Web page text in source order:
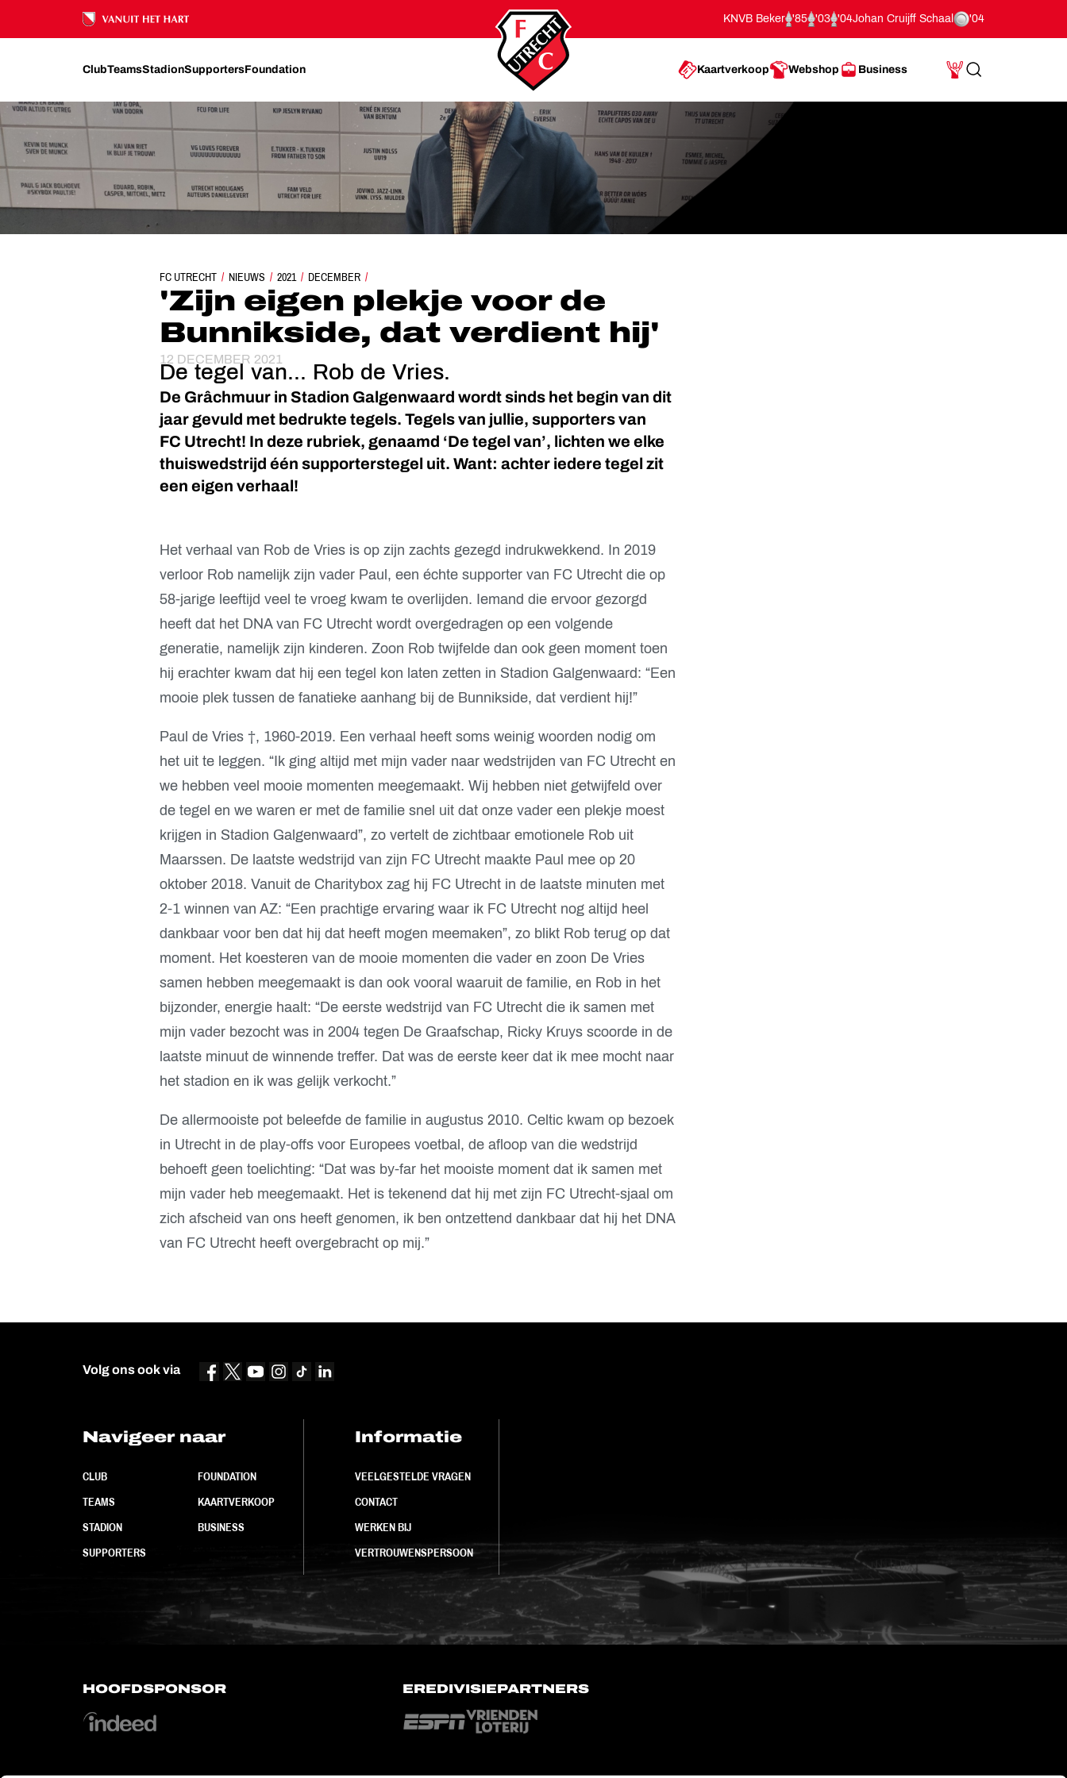
Ons nalatenschap
KNVB Beker '85 '03 '04Johan Cruijff Schaal '04
ClubTeamsStadionSupportersFoundation Kaartverkoop Webshop Business
Mijn Account
Search
FC UTRECHT NIEUWS 2021 DECEMBER
'ZIJN EIGEN PLEKJE VOOR DE BUNNIKSIDE, DAT VERDIENT HIJ'
'Zijn eigen plekje voor de
Bunnikside, dat verdient hij'
12 DECEMBER 2021
De tegel van... Rob de Vries.
De Grâchmuur in Stadion Galgenwaard wordt sinds het begin van dit
jaar gevuld met bedrukte tegels. Tegels van jullie, supporters van
FC Utrecht! In deze rubriek, genaamd ‘De tegel van’, lichten we elke
thuiswedstrijd één supporterstegel uit. Want: achter iedere tegel zit
een eigen verhaal!
Het verhaal van Rob de Vries is op zijn zachts gezegd indrukwekkend. In 2019
verloor Rob namelijk zijn vader Paul, een échte supporter van FC Utrecht die op
58-jarige leeftijd veel te vroeg kwam te overlijden. Iemand die ervoor gezorgd
heeft dat het DNA van FC Utrecht wordt overgedragen op een volgende
generatie, namelijk zijn kinderen. Zoon Rob twijfelde dan ook geen moment toen
hij erachter kwam dat hij een tegel kon laten zetten in Stadion Galgenwaard: “Een
mooie plek tussen de fanatieke aanhang bij de Bunnikside, dat verdient hij!”
Paul de Vries †, 1960-2019. Een verhaal heeft soms weinig woorden nodig om
het uit te leggen. “Ik ging altijd met mijn vader naar wedstrijden van FC Utrecht en
we hebben veel mooie momenten meegemaakt. Wij hebben niet getwijfeld over
de tegel en we waren er met de familie snel uit dat onze vader een plekje moest
krijgen in Stadion Galgenwaard”, zo vertelt de zichtbaar emotionele Rob uit
Maarssen. De laatste wedstrijd van zijn FC Utrecht maakte Paul mee op 20
oktober 2018. Vanuit de Charitybox zag hij FC Utrecht in de laatste minuten met
2-1 winnen van AZ: “Een prachtige ervaring waar ik FC Utrecht nog altijd heel
dankbaar voor ben dat hij dat heeft mogen meemaken”, zo blikt Rob terug op dat
moment. Het koesteren van de mooie momenten die vader en zoon De Vries
samen hebben meegemaakt is dan ook vooral waaruit de familie, en Rob in het
bijzonder, energie haalt: “De eerste wedstrijd van FC Utrecht die ik samen met
mijn vader bezocht was in 2004 tegen De Graafschap, Ricky Kruys scoorde in de
laatste minuut de winnende treffer. Dat was de eerste keer dat ik mee mocht naar
het stadion en ik was gelijk verkocht.”
De allermooiste pot beleefde de familie in augustus 2010. Celtic kwam op bezoek
in Utrecht in de play-offs voor Europees voetbal, de afloop van die wedstrijd
behoeft geen toelichting: “Dat was by-far het mooiste moment dat ik samen met
mijn vader heb meegemaakt. Het is tekenend dat hij met zijn FC Utrecht-sjaal om
zich afscheid van ons heeft genomen, ik ben ontzettend dankbaar dat hij het DNA
van FC Utrecht heeft overgebracht op mij.”
Volg ons ook via
Navigeer naar
CLUB
TEAMS
STADION
SUPPORTERS
FOUNDATION
KAARTVERKOOP
BUSINESS
Informatie
VEELGESTELDE VRAGEN
CONTACT
WERKEN BIJ
VERTROUWENSPERSOON
HOOFDSPONSOR EREDIVISIEPARTNERS